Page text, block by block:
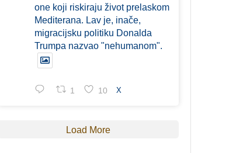
one koji riskiraju život prelaskom
Mediterana. Lav je, inače,
migracijsku politiku Donalda
Trumpa nazvao "nehumanom".
1 10 X
Load More